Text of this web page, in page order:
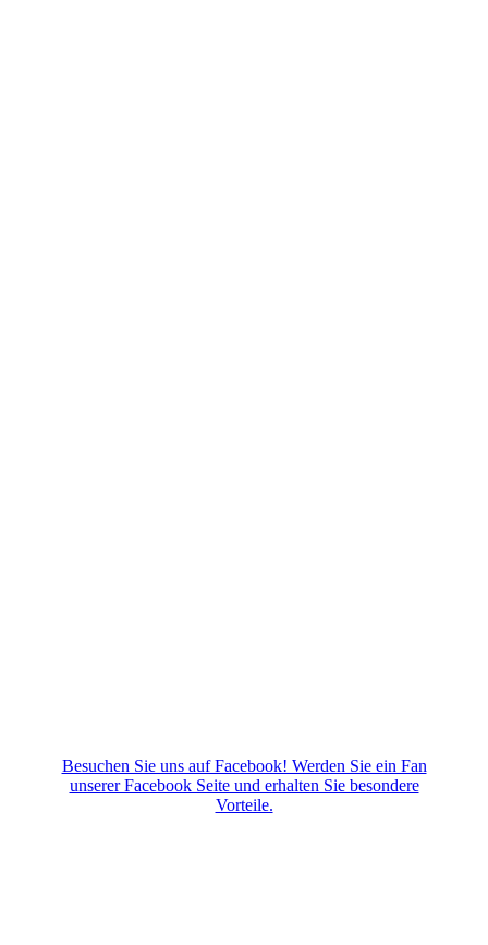
Besuchen Sie uns auf Facebook! Werden Sie ein Fan
unserer Facebook Seite und erhalten Sie besondere
Vorteile.